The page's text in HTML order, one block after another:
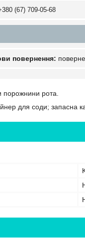
(67) 709-05-68
порожнини рота.
для соди;